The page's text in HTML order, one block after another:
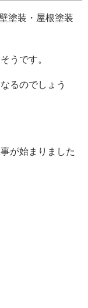
装・屋根塗装
うです。
るのでしょう
が始まりました